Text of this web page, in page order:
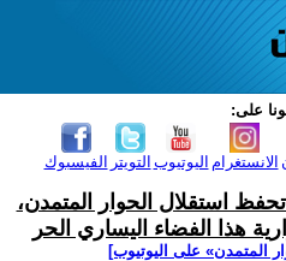
على:
الفيسبوك التويتر اليوتيوب الانستغرام
تحفظ استقلال الحوار المتمدن،
هذا الفضاء اليساري الحر
المتمدن» على اليوتيوب]